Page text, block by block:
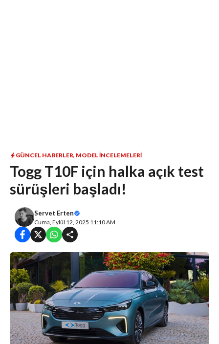
GÜNCEL HABERLER, MODEL İNCELEMELERI
Togg T10F için halka açık test
sürüşleri başladı!
Servet Erten
Cuma, Eylül 12, 2025 11:10 AM